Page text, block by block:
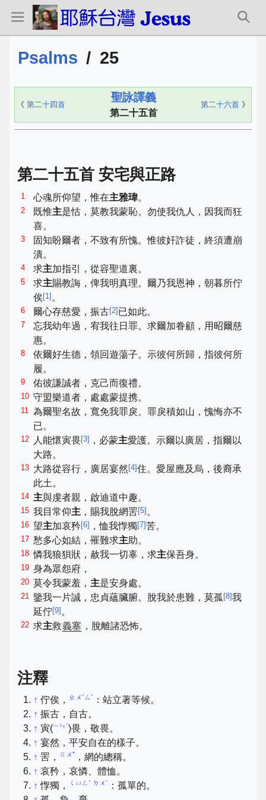
Psalms / 25
《 第二十四首
聖詠譯義
第二十五首
第二十六首 》
第二十五首 安宅與正路
1 心魂所仰望，惟在主雅瑋。
2 既惟主是怙，莫教我蒙恥。勿使我仇人，因我而狂
喜。
3
固知盼爾者，不致有所愧。惟彼奸詐徒，終須遭崩
潰。
4 求主加指引，從容聖道裏。
5 求主賜教誨，俾我明真理。爾乃我恩神，朝暮所佇
俟 [1] 。
6 爾心存慈愛，振古[2] 已如此。
7
忘我幼年過，宥我往日罪。求爾加眷顧，用昭爾慈
惠。
8
依爾好生德，領回遊蕩子。示彼何所歸，指彼何所
履。
9 佑彼謙誠者，克己而復禮。
10 守盟樂道者，處處蒙提携。
11 為爾聖名故，寬免我罪戾。罪戾積如山，愧悔亦不
已。
12 人能懷寅畏[3] ，必蒙主愛護。示爾以廣居，指爾以
大路。
13 大路從容行，廣居宴然 [4]住。愛屋應及烏，後裔承
此土。
14 主與虔者親，啟迪道中趣。
15 我目常仰主 ，賜我脫網罟[5] 。
16 望主加哀矜 [6] ，恤我惸獨 [7]苦。
17 愁多心如結，罹難求主助。
18 憐我狼狽狀，赦我一切辜，求主保吾身。
19 身為眾怨府，
20 莫令我蒙羞，主是安身處。
21 鑒我一片誠，忠貞蘊臟腑。脫我於患難，莫孤 [8]我
延佇[9] 。
22 求主救義塞 ，脫離諸恐怖。
注釋
↑ 佇俟， ㄓㄨˋㄙˋ
：站立著等候。
↑ 振古，自古。
↑ 寅(ㄧㄣˊ)畏，敬畏。
↑ 宴然，平安自在的樣子。
↑ 罟， ㄍㄨˇ ，網的總稱。
↑ 哀矜，哀憐、體恤。
↑ 惸獨， ㄑㄩㄥˊ ㄉㄨˊ
：孤單的。